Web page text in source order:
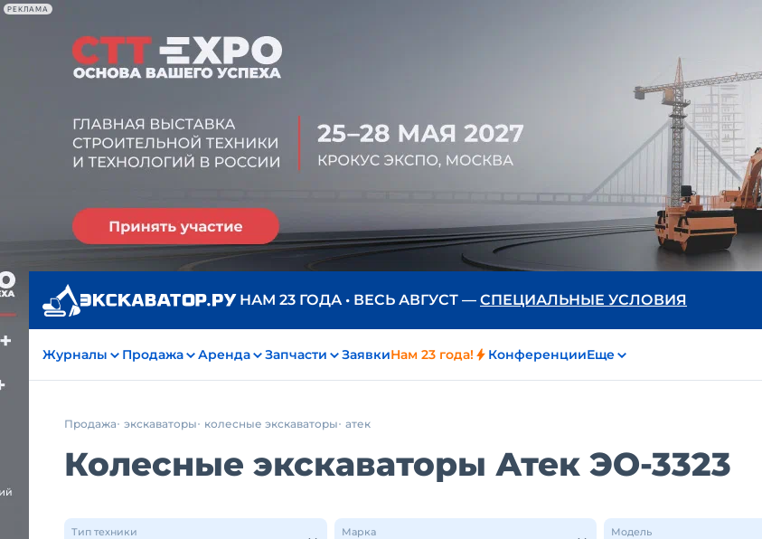
РЕКЛАМА
НАМ 23 ГОДА • ВЕСЬ АВГУСТ — СПЕЦИАЛЬНЫЕ УСЛОВИЯ
Журналы Продажа Аренда Запчасти ЗаявкиНам 23 года! КонференцииЕще
Продажа экскаваторы колесные экскаваторы атек
Колесные экскаваторы Атек ЭО-3323
Тип техники Марка Модель